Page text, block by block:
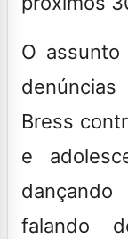
O assunto
Bress
e
falando